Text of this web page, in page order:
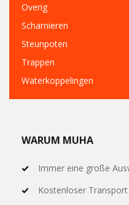
Overig
Scharnieren
Steunpoten
Trappen
Waterkoppelingen
WARUM MUHA
Immer eine große
Kostenloser